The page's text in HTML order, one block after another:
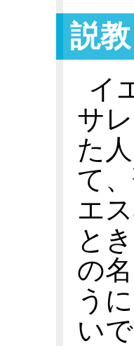
説教
イ
サ
た
て
エ
と
の
う
い